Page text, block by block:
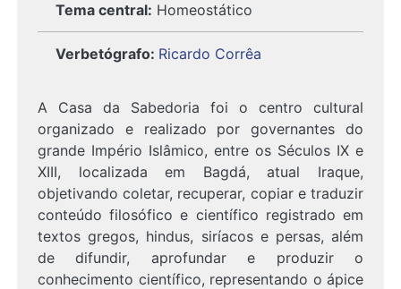
Tema central: Homeostático
Verbetógrafo: Ricardo Corrêa
A Casa da Sabedoria foi o centro cultural
organizado e realizado por governantes do
grande Império Islâmico, entre os Séculos IX e
XIII, localizada em Bagdá, atual Iraque,
objetivando coletar, recuperar, copiar e traduzir
conteúdo filosófico e científico registrado em
textos gregos, hindus, siríacos e persas, além
de difundir, aprofundar e produzir o
conhecimento científico, representando o ápice